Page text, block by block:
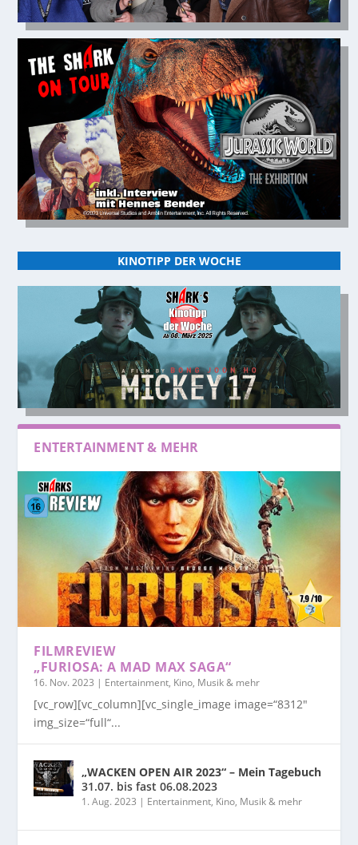
KINOTIPP DER WOCHE
ENTERTAINMENT & MEHR
FILMREVIEW
„FURIOSA: A MAD MAX SAGA“
16. Nov. 2023 | Entertainment, Kino, Musik & mehr
[vc_row][vc_column][vc_single_image image=“8312″
img_size=“full“...
„WACKEN OPEN AIR 2023“ – Mein Tagebuch
31.07. bis fast 06.08.2023
1. Aug. 2023 | Entertainment, Kino, Musik & mehr